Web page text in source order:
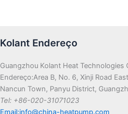
Kolant Endereço
Guangzhou Kolant Heat Technologies
Endereço:Area B, No. 6, Xinji Road
Nancun Town, Panyu District,
Tel: +86-020-31071023
Email:info@china-heatpump.com